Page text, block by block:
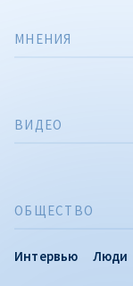
ОБЩЕСТВО
Интервью Люди
МНЕНИЯ
ВИДЕО